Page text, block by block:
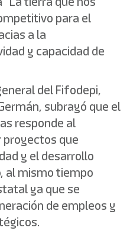
para el
a la
y capacidad de
del Fifodepi,
subrayó que el
responde al
que
y el desarrollo
al mismo tiempo
ya que se
de empleos y